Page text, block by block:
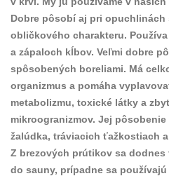
Dobre pôsobí aj pri opuchlinách
obličkového charakteru.
a zápaloch kĺbov. Veľmi dobre
spôsobených boreliami. Má
organizmus a pomáha
metabolizmu, toxické látky a
mikroogranizmov. Jej
žalúdka, tráviacich ťažkostiach
Z brezových prútikov sa dodnes
do sauny, prípadne sa používajú